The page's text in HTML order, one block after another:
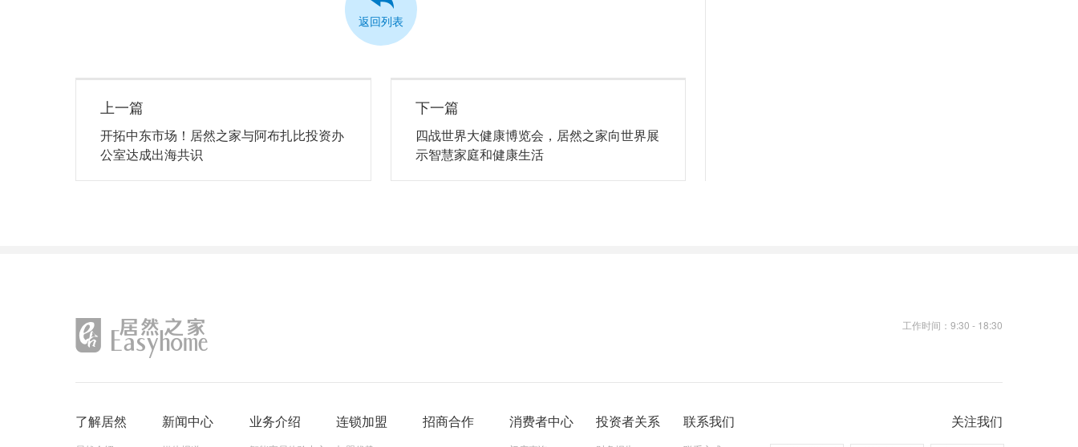
返回列表
上一篇
开拓中东市场！居然之家与阿布扎比投资办
公室达成出海共识
下一篇
四战世界大健康博览会，居然之家向世界展
示智慧家庭和健康生活
工作时间：9:30 - 18:30
了解居然 新闻中心 业务介绍 连锁加盟 招商合作 消费者中心 投资者关系 联系我们 关注我们